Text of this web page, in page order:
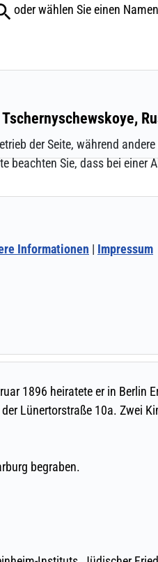
der Seite, während
beachten Sie, dass bei
Informationen | Impressum